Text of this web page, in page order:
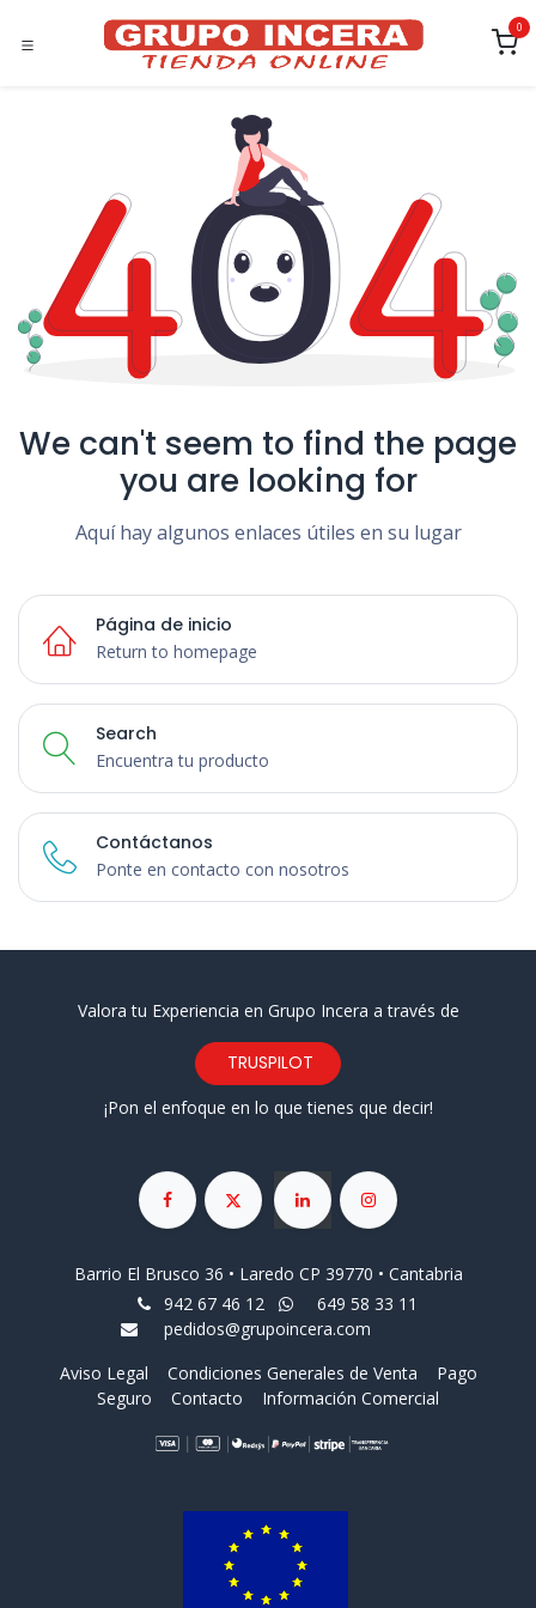
0
We can't seem to find the page
you are looking for
Aquí hay algunos enlaces útiles en su lugar
Página de inicio
Return to homepage
Search
Encuentra tu producto
Contáctanos
Ponte en contacto con nosotros
Valora tu Experiencia en Grupo Incera a través de
TRUSPILOT
¡Pon el enfoque en lo que tienes que decir!
Barrio El Brusco 36 • Laredo CP 39770 • Cantabria
942 67 46 12
649 58 33 11
pedidos@grupoincera.com
Aviso Legal
Condiciones Generales de Venta
Pago
Seguro
Contacto Información Comercial